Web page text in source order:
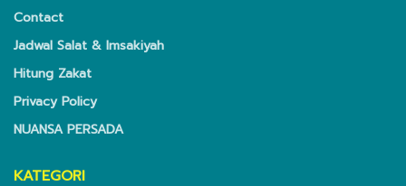
Contact
Jadwal Salat & Imsakiyah
Hitung Zakat
Privacy Policy
NUANSA PERSADA
KATEGORI